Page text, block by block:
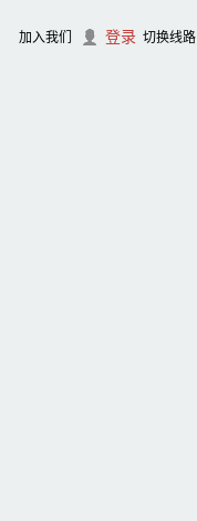
加入我们 登录 切换线路